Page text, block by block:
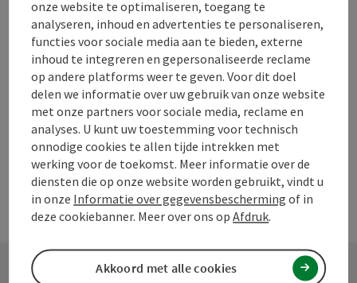
vanaf ongeveer 20 personen (gecertificeerde biologische
keuken): begeleide vakantiekampen, projectweken (school
op de boerderij), seminars, Greencare-kinderen uitzwaaien,
natuurervaring…. grote speelweide, tafeltennis, vuurplek,
bos… ARCHE-HOF met veel dieren, holistische
ruiterpedagogiek, boerderij rondleiding, NIEUW: “BERGHOF-
WINKEL”: verkoop van biologische graanproducten (Ur-
Dinkel) en andere biologische lekkernijen ongeveer 60
bedden, douche/WC, prijs voor NF/HP/VP op aanvraag!
W-LAN (gratis)
onze website te optimaliseren, toegang te
analyseren, inhoud en advertenties te personaliseren,
functies voor sociale media aan te bieden, externe
inhoud te integreren en gepersonaliseerde reclame
op andere platforms weer te geven. Voor dit doel
delen we informatie over uw gebruik van onze website
met onze partners voor sociale media, reclame en
analyses. U kunt uw toestemming voor technisch
onnodige cookies te allen tijde intrekken met
werking voor de toekomst. Meer informatie over de
diensten die op onze website worden gebruikt, vindt u
in onze Informatie over gegevensbescherming of in
deze cookiebanner. Meer over ons opAfdruk.
Akkoord met alle cookies